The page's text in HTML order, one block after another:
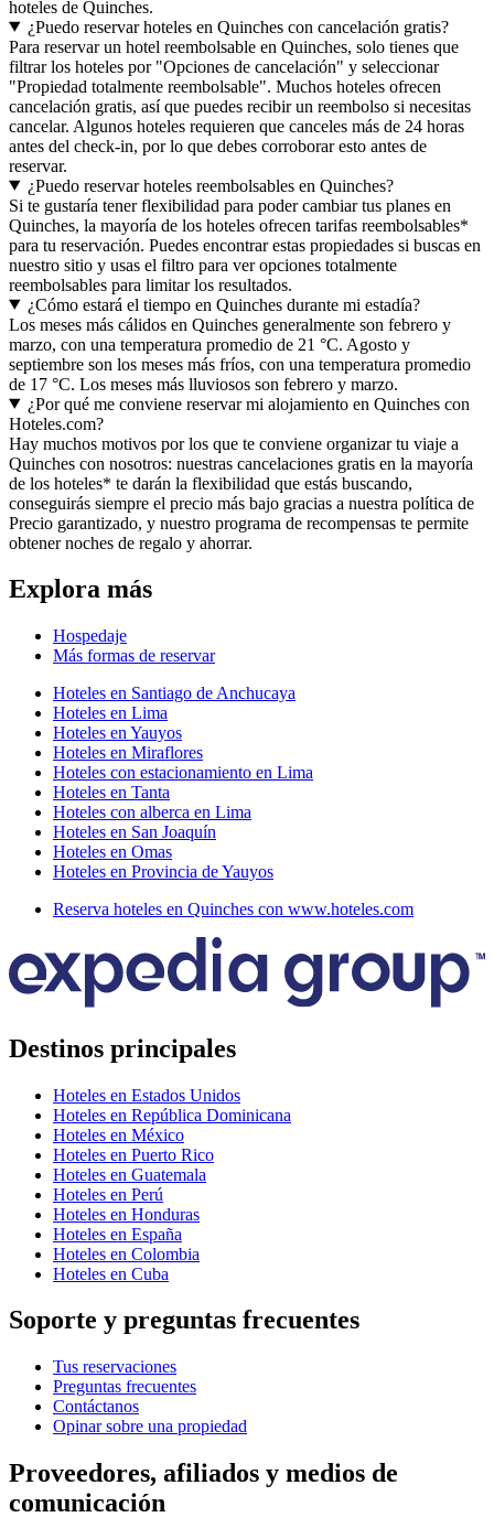
hoteles de Quinches.
¿Puedo reservar hoteles en Quinches con cancelación gratis?
Para reservar un hotel reembolsable en Quinches, solo tienes que
filtrar los hoteles por "Opciones de cancelación" y seleccionar
"Propiedad totalmente reembolsable". Muchos hoteles ofrecen
cancelación gratis, así que puedes recibir un reembolso si necesitas
cancelar. Algunos hoteles requieren que canceles más de 24 horas
antes del check-in, por lo que debes corroborar esto antes de
reservar.
¿Puedo reservar hoteles reembolsables en Quinches?
Si te gustaría tener flexibilidad para poder cambiar tus planes en
Quinches, la mayoría de los hoteles ofrecen tarifas reembolsables*
para tu reservación. Puedes encontrar estas propiedades si buscas en
nuestro sitio y usas el filtro para ver opciones totalmente
reembolsables para limitar los resultados.
¿Cómo estará el tiempo en Quinches durante mi estadía?
Los meses más cálidos en Quinches generalmente son febrero y
marzo, con una temperatura promedio de 21 °C. Agosto y
septiembre son los meses más fríos, con una temperatura promedio
de 17 °C. Los meses más lluviosos son febrero y marzo.
¿Por qué me conviene reservar mi alojamiento en Quinches con
Hoteles.com?
Hay muchos motivos por los que te conviene organizar tu viaje a
Quinches con nosotros: nuestras cancelaciones gratis en la mayoría
de los hoteles* te darán la flexibilidad que estás buscando,
conseguirás siempre el precio más bajo gracias a nuestra política de
Precio garantizado, y nuestro programa de recompensas te permite
obtener noches de regalo y ahorrar.
Explora más
Hospedaje
Más formas de reservar
Hoteles en Santiago de Anchucaya
Hoteles en Lima
Hoteles en Yauyos
Hoteles en Miraflores
Hoteles con estacionamiento en Lima
Hoteles en Tanta
Hoteles con alberca en Lima
Hoteles en San Joaquín
Hoteles en Omas
Hoteles en Provincia de Yauyos
Reserva hoteles en Quinches con www.hoteles.com
Destinos principales
Hoteles en Estados Unidos
Hoteles en República Dominicana
Hoteles en México
Hoteles en Puerto Rico
Hoteles en Guatemala
Hoteles en Perú
Hoteles en Honduras
Hoteles en España
Hoteles en Colombia
Hoteles en Cuba
Soporte y preguntas frecuentes
Tus reservaciones
Preguntas frecuentes
Contáctanos
Opinar sobre una propiedad
Proveedores, afiliados y medios de
comunicación